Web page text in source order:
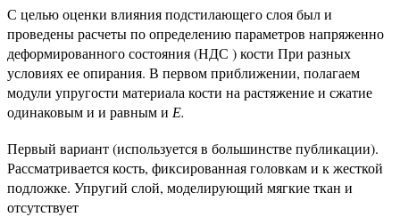
С целью оценки влияния подстилающего слоя был и
проведены расчеты по определению параметров напряженно
деформированного состояния (НДС ) кости При разных
условиях ее опирания. В первом приближении, полагаем
модули упругости материала кости на растяжение и сжатие
одинаковым и и равным и Е.
Первый вариант (используется в большинстве публикации).
Рассматривается кость, фиксированная головкам и к жесткой
подложке. Упругий слой, моделирующий мягкие ткан и
отсутствует